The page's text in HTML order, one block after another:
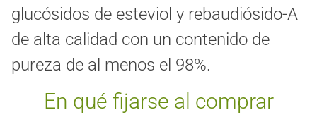
glucósidos de esteviol y rebaudiósido-A
de alta calidad con un contenido de
pureza de al menos el 98%.
En qué fijarse al comprar